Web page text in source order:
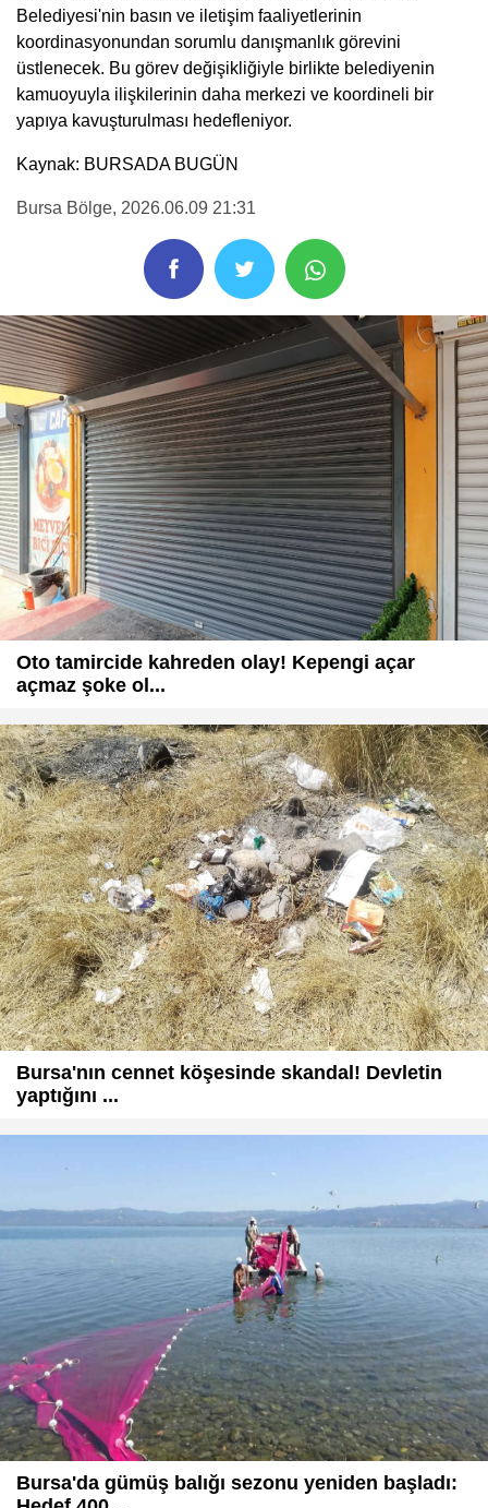
Belediyesi'nin basın ve iletişim faaliyetlerinin
koordinasyonundan sorumlu danışmanlık görevini
üstlenecek. Bu görev değişikliğiyle birlikte belediyenin
kamuoyuyla ilişkilerinin daha merkezi ve koordineli bir
yapıya kavuşturulması hedefleniyor.
Kaynak: BURSADA BUGÜN
Bursa Bölge, 2026.06.09 21:31
Oto tamircide kahreden olay! Kepengi açar
açmaz şoke ol...
Bursa'nın cennet köşesinde skandal! Devletin
yaptığını ...
Bursa'da gümüş balığı sezonu yeniden başladı: